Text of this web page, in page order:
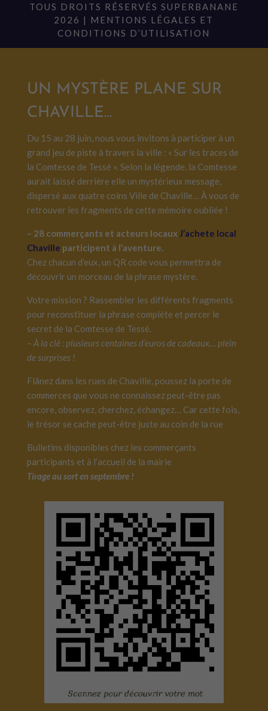
TOUS DROITS RÉSERVÉS SUPERBANANE
2026 | MENTIONS LÉGALES ET
CONDITIONS D’UTILISATION
UN MYSTÈRE PLANE SUR
CHAVILLE…
Du 15 au 28 juin, nous vous invitons à participer à un
grand jeu de piste à travers la ville : « Sur les traces de
la Comtesse de Tessé ». Selon la légende, la Comtesse
aurait laissé derrière elle un mystérieux message,
dispersé aux quatre coins Ville de Chaville… À vous de
retrouver les fragments de cette mémoire oubliée !
– 28 commerçants et acteurs locauxJ’achete local
Chaville participent à l’aventure.
Chez chacun d’eux, un QR code vous permettra de
découvrir un morceau de la phrase mystère.
Votre mission ? Rassembler les différents fragments
pour reconstituer la phrase complète et percer le
secret de la Comtesse de Tessé.
– À la clé : plusieurs centaines d’euros de cadeaux… plein
de surprises !
Flânez dans les rues de Chaville, poussez la porte de
commerces que vous ne connaissez peut-être pas
encore, observez, cherchez, échangez… Car cette fois,
le trésor se cache peut-être juste au coin de la rue
Bulletins disponibles chez les commerçants
participants et à l’accueil de la mairie
Tirage au sort en septembre !